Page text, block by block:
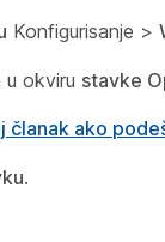
Konfigurisanje >
okviru stavke
članak ako
.